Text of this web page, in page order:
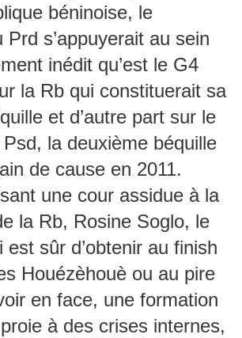
béninoise, le
Prd s’appuyerait au sein
inédit qu’est le G4
la Rb qui constituerait sa
et d’autre part sur le
la deuxième béquille
de cause en 2011.
une cour assidue à la
la Rb, Rosine Soglo, le
est sûr d’obtenir au finish
Houézèhouè ou au pire
en face, une formation
à des crises internes,